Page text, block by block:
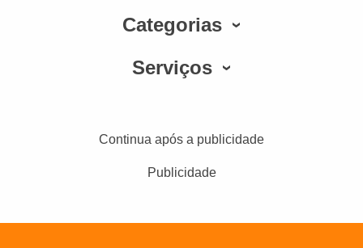
Categorias
Serviços
Continua após a publicidade
Publicidade